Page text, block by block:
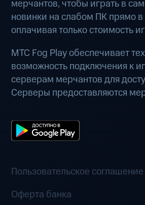
мерчантов, чтобы играть в
новинки на слабом ПК прямо
оплачивая только стоимость
МТС Fog Play обеспечивает
возможность подключения к
серверам мерчантов для
Серверы предоставляются
Пользовательское соглашение
Оферта банка